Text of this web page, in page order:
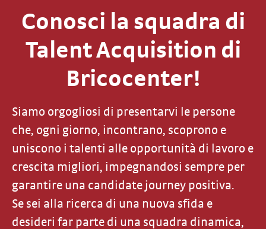
Conosci la squadra di
Talent Acquisition di
Bricocenter!
Siamo orgogliosi di presentarvi le persone
che, ogni giorno, incontrano, scoprono e
uniscono i talenti alle opportunità di lavoro e
crescita migliori, impegnandosi sempre per
garantire una candidate journey positiva.
Se sei alla ricerca di una nuova sfida e
desideri far parte di una squadra dinamica,